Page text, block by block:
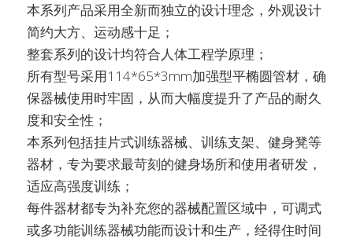
本系列产品采用全新而独立的设计理念，外观设计
简约大方、运动感十足；
整套系列的设计均符合人体工程学原理；
所有型号采用114*65*3mm加强型平椭圆管材，确
保器械使用时牢固，从而大幅度提升了产品的耐久
度和安全性；
本系列包括挂片式训练器械、训练支架、健身凳等
器材，专为要求最苛刻的健身场所和使用者研发，
适应高强度训练；
每件器材都专为补充您的器械配置区域中，可调式
或多功能训练器械功能而设计和生产，经得住时间